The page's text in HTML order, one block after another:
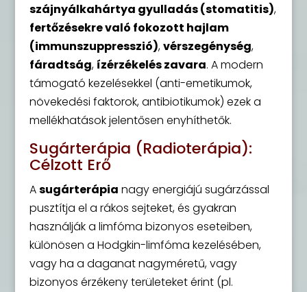
szájnyálkahártya gyulladás (stomatitis),
fertőzésekre való fokozott hajlam
(immunszuppresszió),vérszegénység,
fáradtság, ízérzékelés zavara. A modern
támogató kezelésekkel (anti-emetikumok,
növekedési faktorok, antibiotikumok) ezek a
mellékhatások jelentősen enyhíthetők.
Sugárterápia (Radioterápia):
Célzott Erő
Asugárterápia nagy energiájú sugárzással
pusztítja el a rákos sejteket, és gyakran
használják a limfóma bizonyos eseteiben,
különösen a Hodgkin-limfóma kezelésében,
vagy ha a daganat nagyméretű, vagy
bizonyos érzékeny területeket érint (pl.